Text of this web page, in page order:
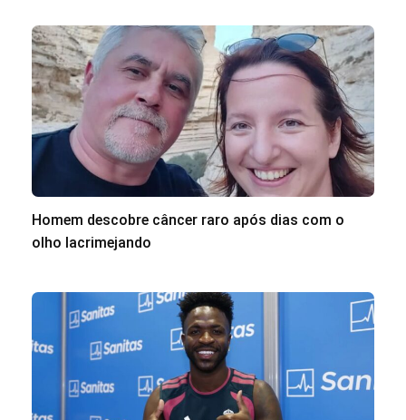
Homem descobre câncer raro após dias com o
olho lacrimejando